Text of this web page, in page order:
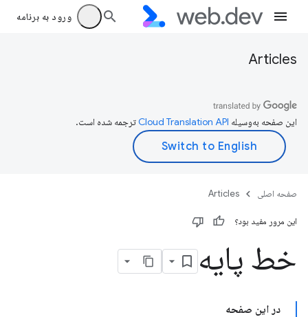
ورود به برنامه
Articles
این صفحه به‌وسیله ترجمه شده است.
صفحه اصلی Articles
این مرور مفید بود؟
خط پایه
در این صفحه